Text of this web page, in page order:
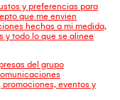
y preferencias para
que me envien
hechas a mi medida,
y todo lo que se alinee
del grupo
eventos y